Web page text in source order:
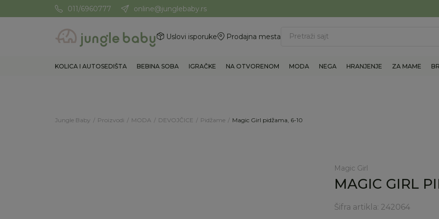
011/6960777 online@junglebaby.rsPotrebna Vam je pomoć? Pozovite 011/6960777
Uslovi isporuke Prodajna mesta Pretraži sajt
KOLICA I AUTOSEDIŠTA BEBINA SOBA IGRAČKE NA OTVORENOM MODA NEGA HRANJENJE ZA MAME
Jungle Baby Proizvodi MODA DEVOJČICE Pidžame Magic Girl pidžama, 6-10
Magic Girl
MAGIC GIRL
Šifra artikla: 242064